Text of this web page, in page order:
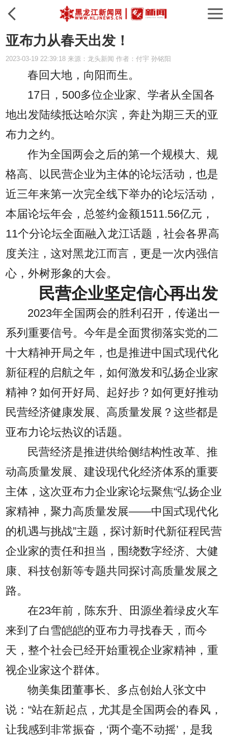
亚布力从春天出发！
2023-03-19 22:39:18 来源：龙头新闻 作者：付宇 孙铭阳
春回大地，向阳而生。
17日，500多位企业家、学者从全国各
地出发陆续抵达哈尔滨，奔赴为期三天的亚
布力之约。
作为全国两会之后的第一个规模大、规
格高、以民营企业为主体的论坛活动，也是
近三年来第一次完全线下举办的论坛活动，
本届论坛年会，总签约金额1511.56亿元，
11个分论坛全面融入龙江话题，社会各界高
度关注，这对黑龙江而言，更是一次内强信
心，外树形象的大会。
民营企业坚定信心再出发
2023年全国两会的胜利召开，传递出一
系列重要信号。今年是全面贯彻落实党的二
十大精神开局之年，也是推进中国式现代化
新征程的启航之年，如何激发和弘扬企业家
精神？如何开好局、起好步？如何更好推动
民营经济健康发展、高质量发展？这些都是
亚布力论坛热议的话题。
民营经济是推进供给侧结构性改革、推
动高质量发展、建设现代化经济体系的重要
主体，这次亚布力企业家论坛聚焦“弘扬企业
家精神，聚力高质量发展——中国式现代化
的机遇与挑战”主题，探讨新时代新征程民营
企业家的责任和担当，围绕数字经济、大健
康、科技创新等专题共同探讨高质量发展之
路。
在23年前，陈东升、田源坐着绿皮火车
来到了白雪皑皑的亚布力寻找春天，而今
天，整个社会已经开始重视企业家精神，重
视企业家这个群体。
物美集团董事长、多点创始人张文中
说：“站在新起点，尤其是全国两会的春风，
让我感到非常振奋，‘两个毫不动摇’，是我